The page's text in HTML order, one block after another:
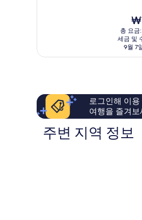
우
요,
용
후
기
940
현
재
요
금
총 요
세금 및
9월 7
로그인해 이
여행을 즐겨보
주변 지역 정보